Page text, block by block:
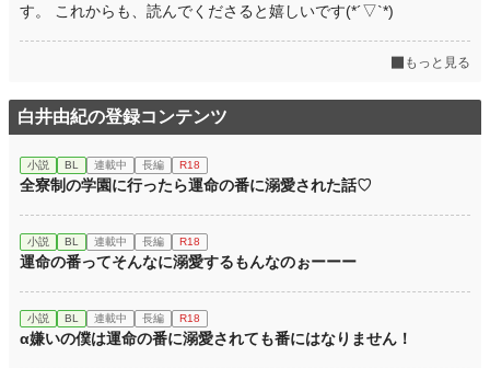
す。 これからも、読んでくださると嬉しいです(*´▽`*)
もっと見る
白井由紀の登録コンテンツ
小説 BL 連載中 長編 R18
全寮制の学園に行ったら運命の番に溺愛された話♡
小説 BL 連載中 長編 R18
運命の番ってそんなに溺愛するもんなのぉーーー
小説 BL 連載中 長編 R18
α嫌いの僕は運命の番に溺愛されても番にはなりません！